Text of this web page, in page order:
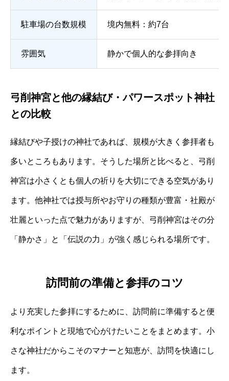
駐車場の台数規模 境内無料：約7台
雰囲気 静かで個人的な参拝向き
弓削神宮と他の縁結び・パワースポット神社
との比較
縁結びや子授けの神社であれば、規模が大きく参拝者も
多いところもあります。そうした場所と比べると、弓削
神宮は小さくとも個人の祈りを大切にできる空気があり
ます。他神社では授与所やお守りの種類が豊富・社殿が
壮麗といった点で魅力がありますが、弓削神宮はその分
「静かさ」と「伝説の力」が強く感じられる場所です。
訪問前の準備と参拝のコツ
より充実した参拝にするために、訪問前に準備すると便
利なポイントと現地で心がけたいことをまとめます。小
さな神社だからこそのマナーと知恵が、訪問を快適にし
ます。